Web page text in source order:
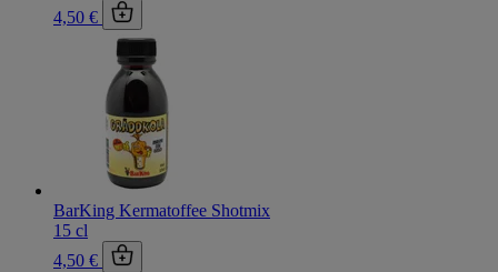
4,50 €
BarKing Kermatoffee Shotmix
15 cl
4,50 €